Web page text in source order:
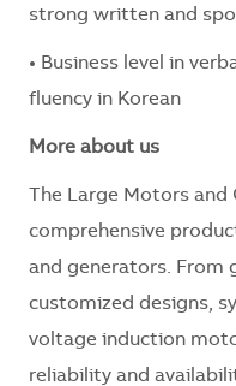
strong written and
• Business level in
fluency in Korean
More about us
The Large Motors
comprehensive
and generators. From
customized designs,
voltage induction
reliability and